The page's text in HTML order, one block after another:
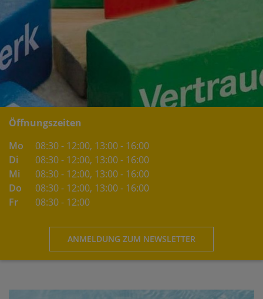
Öffnungszeiten
Mo
08:30 - 12:00, 13:00 - 16:00
Di
08:30 - 12:00, 13:00 - 16:00
Mi
08:30 - 12:00, 13:00 - 16:00
Do
08:30 - 12:00, 13:00 - 16:00
Fr
08:30 - 12:00
ANMELDUNG ZUM NEWSLETTER